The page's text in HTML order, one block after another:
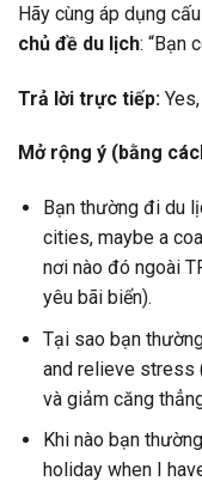
Hãy cùng áp dụng
chủ đề du lịch: “Bạn
Trả lời trực tiếp:
Mở rộng ý (bằng
Bạn thường đi du
cities, maybe a
nơi nào đó ngoài
yêu bãi biển).
Tại sao bạn
and relieve stress
và giảm căng
Khi nào bạn
holiday when I